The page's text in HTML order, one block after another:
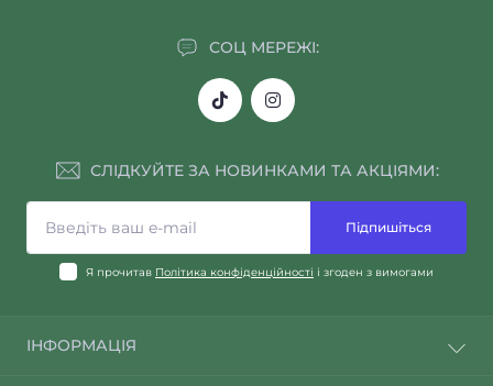
СОЦ МЕРЕЖІ:
СЛІДКУЙТЕ ЗА НОВИНКАМИ ТА АКЦІЯМИ:
Підпишіться
Я прочитав Політика конфіденційності і згоден з вимогами
ІНФОРМАЦІЯ